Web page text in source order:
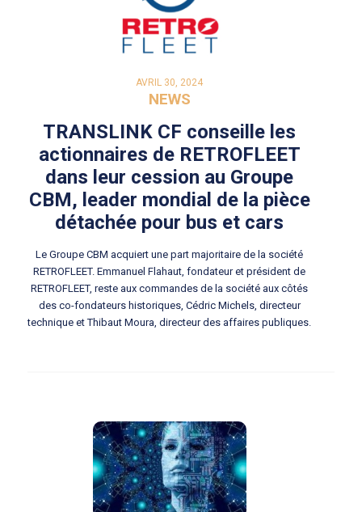
AVRIL 30, 2024
NEWS
TRANSLINK CF conseille les
actionnaires de RETROFLEET
dans leur cession au Groupe
CBM, leader mondial de la pièce
détachée pour bus et cars
Le Groupe CBM acquiert une part majoritaire de la société
RETROFLEET. Emmanuel Flahaut, fondateur et président de
RETROFLEET, reste aux commandes de la société aux côtés
des co-fondateurs historiques, Cédric Michels, directeur
technique et Thibaut Moura, directeur des affaires publiques.